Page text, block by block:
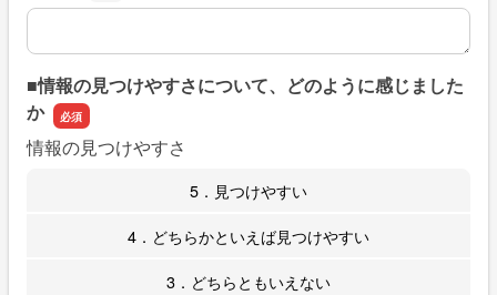
上記のように回答された具体的な理由があればご記入くだ
■情報の見つけやすさについて、どのように感じました
か
情報の見つけやすさ
5．見つけやすい
4．どちらかといえば見つけやすい
3．どちらともいえない